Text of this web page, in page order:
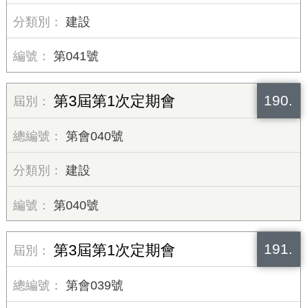
建設
第041號
190.
第3屆第1次定期會
第會040號
建設
第040號
191.
第3屆第1次定期會
第會039號